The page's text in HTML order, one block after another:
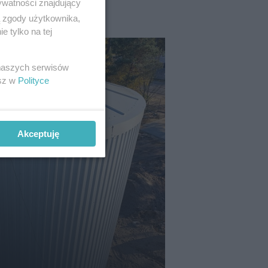
znajdujący
użytkownika,
tylko na tej
serwisów
w Polityce
Akceptuję